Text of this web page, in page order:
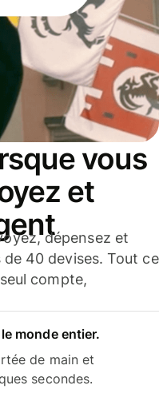
vous
et
dépensez et
40 devises. Tout ce
compte,
monde entier.
de main et
secondes.